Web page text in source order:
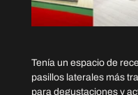
Tenía un espacio de
pasillos laterales más
para degustaciones y